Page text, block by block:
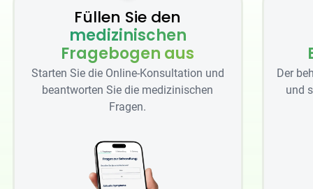
Füllen Sie den
medizinischen
Fragebogen aus
Starten Sie die Online-Konsultation und
beantworten Sie die medizinischen
Fragen.
Der
und